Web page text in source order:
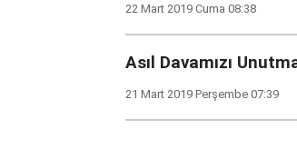
22 Mart 2019 Cuma 08:38
Asıl Davamızı
21 Mart 2019 Perşembe 07:39